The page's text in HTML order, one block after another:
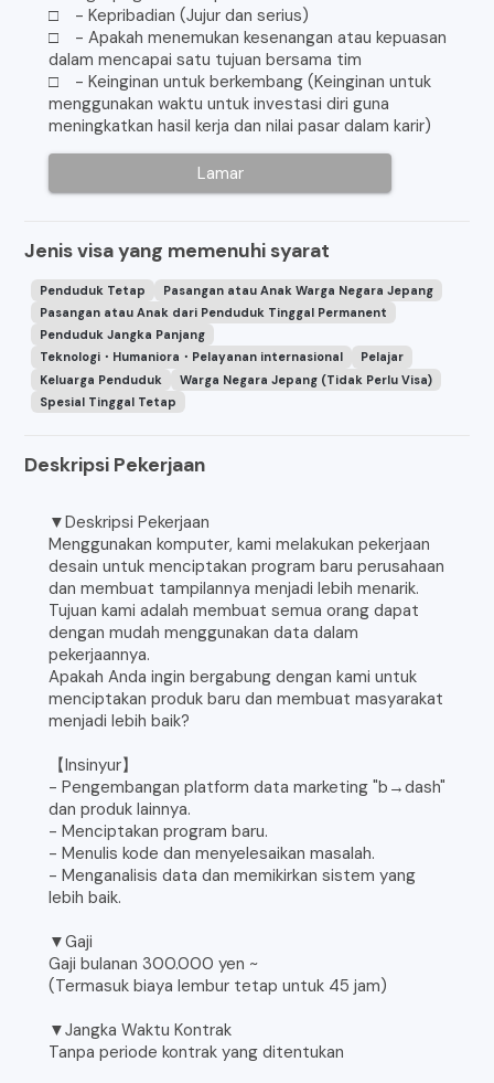
□ - Kepribadian (Jujur dan serius)
□ - Apakah menemukan kesenangan atau kepuasan
dalam mencapai satu tujuan bersama tim
□ - Keinginan untuk berkembang (Keinginan untuk
menggunakan waktu untuk investasi diri guna
meningkatkan hasil kerja dan nilai pasar dalam karir)
Lamar
Jenis visa yang memenuhi syarat
Penduduk Tetap
Pasangan atau Anak Warga Negara Jepang
Pasangan atau Anak dari Penduduk Tinggal Permanent
Penduduk Jangka Panjang
Teknologi・Humaniora・Pelayanan internasional
Pelajar
Keluarga Penduduk
Warga Negara Jepang (Tidak Perlu Visa)
Spesial Tinggal Tetap
Deskripsi Pekerjaan
▼Deskripsi Pekerjaan
Menggunakan komputer, kami melakukan pekerjaan
desain untuk menciptakan program baru perusahaan
dan membuat tampilannya menjadi lebih menarik.
Tujuan kami adalah membuat semua orang dapat
dengan mudah menggunakan data dalam
pekerjaannya.
Apakah Anda ingin bergabung dengan kami untuk
menciptakan produk baru dan membuat masyarakat
menjadi lebih baik?
【Insinyur】
- Pengembangan platform data marketing "b→dash"
dan produk lainnya.
- Menciptakan program baru.
- Menulis kode dan menyelesaikan masalah.
- Menganalisis data dan memikirkan sistem yang
lebih baik.
▼Gaji
Gaji bulanan 300.000 yen ~
(Termasuk biaya lembur tetap untuk 45 jam)
▼Jangka Waktu Kontrak
Tanpa periode kontrak yang ditentukan